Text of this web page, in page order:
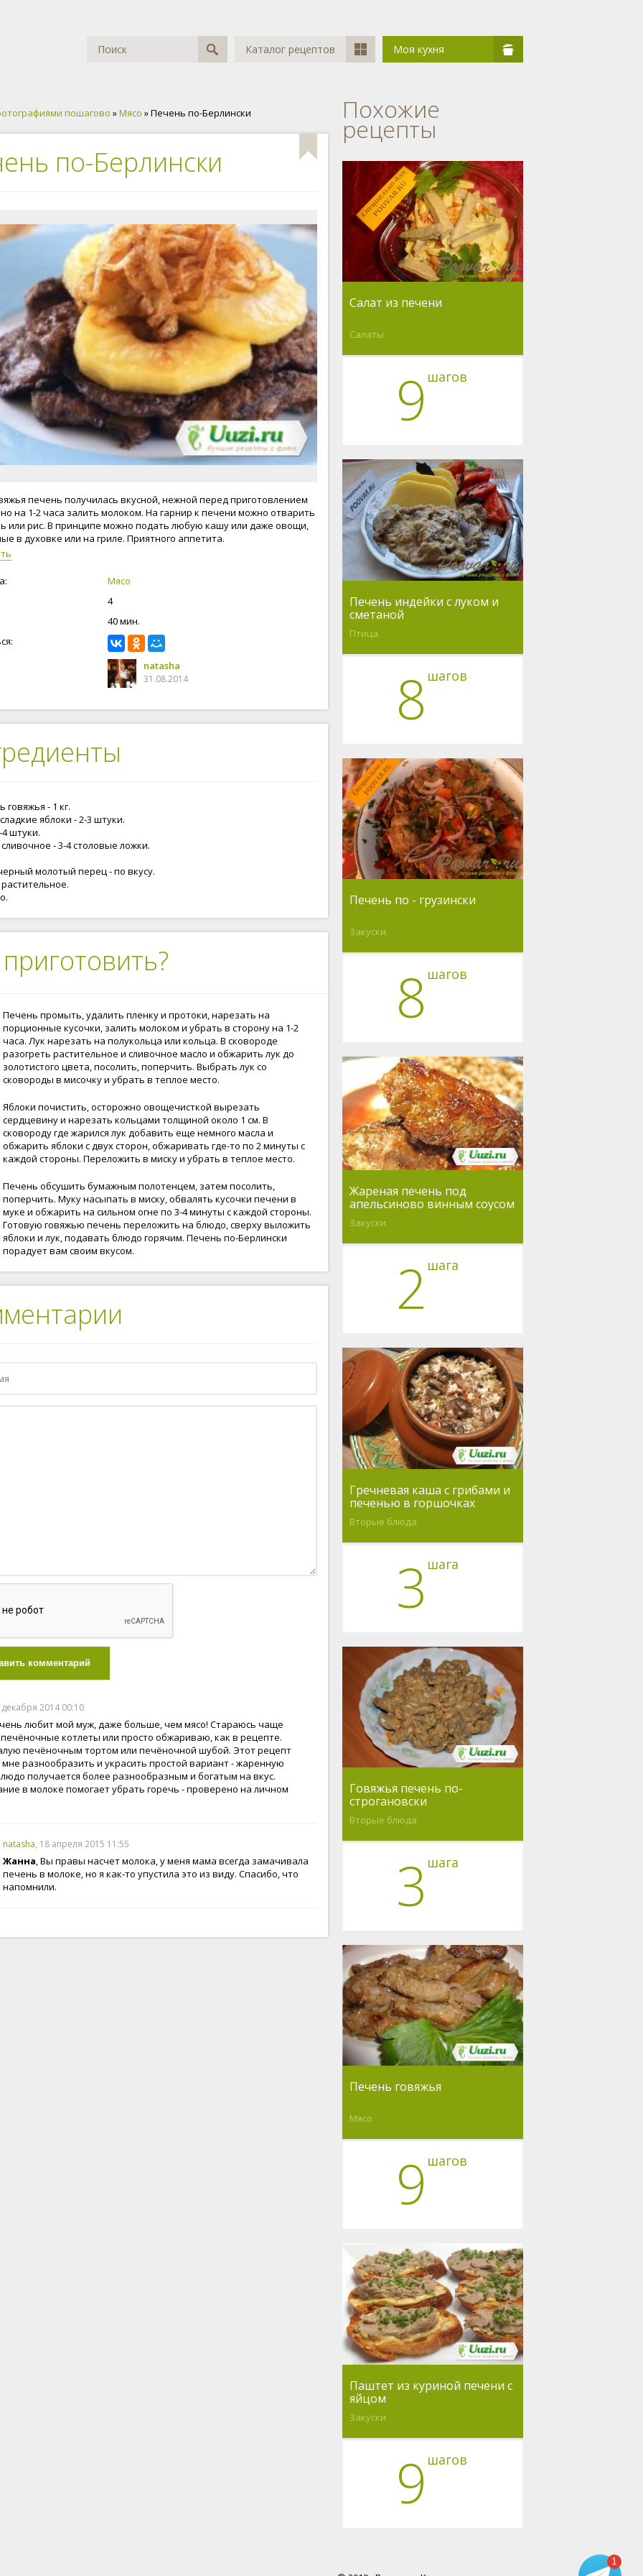
Каталог рецептов Моя кухня
пошагово »Мясо » Печень по-Берлински
по-Берлински
печень получилась вкусной, нежной перед приготовлением
на 1-2 часа залить молоком. На гарнир к печени можно отварить
или рис. В принципе можно подать любую кашу или даже овощи,
в духовке или на гриле. Приятного аппетита.
Мясо
4
40 мин.
natasha
31.08.2014
говяжья - 1 кг.
яблоки - 2-3 штуки.
4 штуки.
- 3-4 столовые ложки.
молотый перец - по вкусу.
Печень промыть, удалить пленку и протоки, нарезать на
порционные кусочки, залить молоком и убрать в сторону на 1-2
часа. Лук нарезать на полукольца или кольца. В сковороде
разогреть растительное и сливочное масло и обжарить лук до
золотистого цвета, посолить, поперчить. Выбрать лук со
сковороды в мисочку и убрать в теплое место.
Яблоки почистить, осторожно овощечисткой вырезать
сердцевину и нарезать кольцами толщиной около 1 см. В
сковороду где жарился лук добавить еще немного масла и
обжарить яблоки с двух сторон, обжаривать где-то по 2 минуты с
каждой стороны. Переложить в миску и убрать в теплое место.
Печень обсушить бумажным полотенцем, затем посолить,
поперчить. Муку насыпать в миску, обвалять кусочки печени в
муке и обжарить на сильном огне по 3-4 минуты с каждой стороны.
Готовую говяжью печень переложить на блюдо, сверху выложить
яблоки и лук, подавать блюдо горячим. Печень по-Берлински
порадует вам своим вкусом.
комментарий
декабря 2014 00:10
любит мой муж, даже больше, чем мясо! Стараюсь чаще
печёночные котлеты или просто обжариваю, как в рецепте.
печёночным тортом или печёночной шубой. Этот рецепт
разнообразить и украсить простой вариант - жаренную
получается более разнообразным и богатым на вкус.
в молоке помогает убрать горечь - проверено на личном
natasha, 18 апреля 2015 11:55
Жанна, Вы правы насчет молока, у меня мама всегда замачивала
печень в молоке, но я как-то упустила это из виду. Спасибо, что
напомнили.
Похожие
рецепты
Салат из печени
Салаты
9 шагов
Печень индейки с луком и
сметаной
Птица
8 шагов
Печень по - грузински
Закуски
8 шагов
Жареная печень под
апельсиново винным соусом
Закуски
2 шага
Гречневая каша с грибами и
печенью в горшочках
Вторые блюда
3 шага
Говяжья печень по-
строгановски
Вторые блюда
3 шага
Печень говяжья
Мясо
9 шагов
Паштет из куриной печени с
яйцом
Закуски
9 шагов
1